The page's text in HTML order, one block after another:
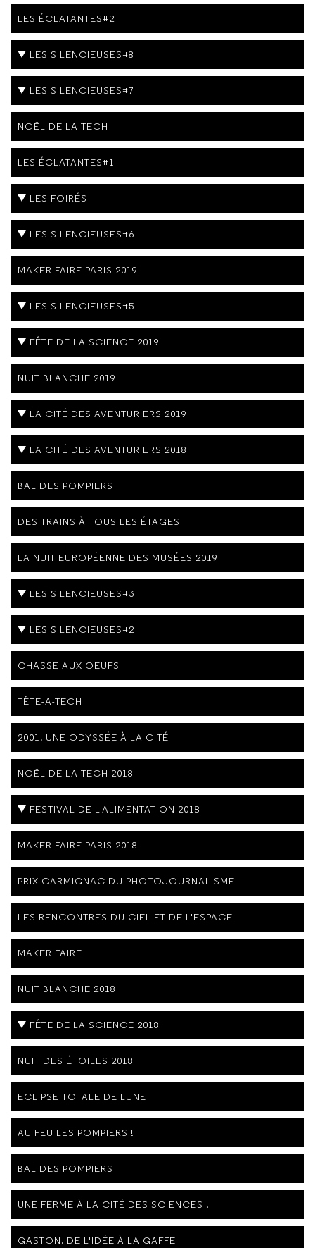
LES ÉCLATANTES#2
LES SILENCIEUSES#8
LES SILENCIEUSES#7
NOËL DE LA TECH
LES ÉCLATANTES#1
LES FOIRÉS
LES SILENCIEUSES#6
MAKER FAIRE PARIS 2019
LES SILENCIEUSES#5
FÊTE DE LA SCIENCE 2019
NUIT BLANCHE 2019
LA CITÉ DES AVENTURIERS 2019
LA CITÉ DES AVENTURIERS 2018
BAL DES POMPIERS
DES TRAINS À TOUS LES ÉTAGES
LA NUIT EUROPÉENNE DES MUSÉES 2019
LES SILENCIEUSES#3
LES SILENCIEUSES#2
CHASSE AUX OEUFS
TÊTE-A-TECH
2001, UNE ODYSSÉE À LA CITÉ
NOËL DE LA TECH 2018
FESTIVAL DE L'ALIMENTATION 2018
MAKER FAIRE PARIS 2018
PRIX CARMIGNAC DU PHOTOJOURNALISME
LES RENCONTRES DU CIEL ET DE L'ESPACE
MAKER FAIRE
NUIT BLANCHE 2018
FÊTE DE LA SCIENCE 2018
NUIT DES ÉTOILES 2018
ECLIPSE TOTALE DE LUNE
AU FEU LES POMPIERS !
BAL DES POMPIERS
UNE FERME À LA CITÉ DES SCIENCES !
GASTON, DE L'IDÉE À LA GAFFE